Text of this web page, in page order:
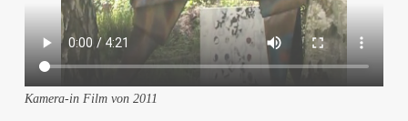
Kamera-in Film von 2011